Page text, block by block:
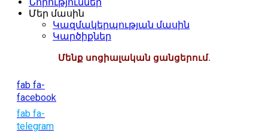
Մեր մասին
Կազմակերպության մասին
Կարծիքներ
Մենք սոցիալական ցանցերում.
fab fa-
facebook
fab fa-
telegram